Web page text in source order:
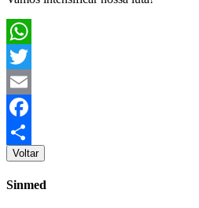
WhatsApp
Twitter
Email
Facebook
Share
Voltar
Sinmed